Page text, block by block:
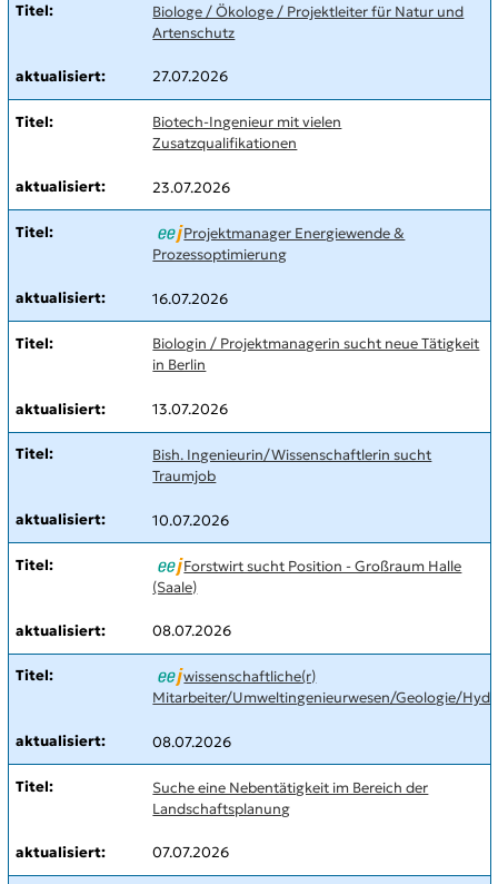
Biologe / Ökologe / Projektleiter für Natur und
Artenschutz
27.07.2026
Biotech-Ingenieur mit vielen
Zusatzqualifikationen
23.07.2026
Projektmanager Energiewende &
Prozessoptimierung
16.07.2026
Biologin / Projektmanagerin sucht neue Tätigkeit
in Berlin
13.07.2026
Bish. Ingenieurin/Wissenschaftlerin sucht
Traumjob
10.07.2026
Forstwirt sucht Position - Großraum Halle
(Saale)
08.07.2026
wissenschaftliche(r)
Mitarbeiter/Umweltingenieurwesen/Geologie/
08.07.2026
Suche eine Nebentätigkeit im Bereich der
Landschaftsplanung
07.07.2026